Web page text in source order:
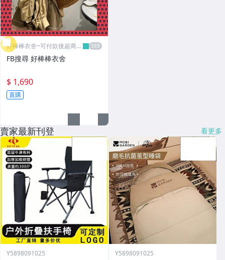
好棒棒衣舍~可付款後超商取
貨
FB搜尋 好棒棒衣舍
$ 1,690
直購
賣家最新刊登 看更多
Y5898091025 Y5898091025